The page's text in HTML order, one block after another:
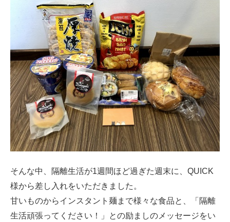
そんな中、隔離生活が1週間ほど過ぎた週末に、QUICK
様から差し入れをいただきました。
甘いものからインスタント麺まで様々な食品と、「隔離
生活頑張ってください！」との励ましのメッセージをい